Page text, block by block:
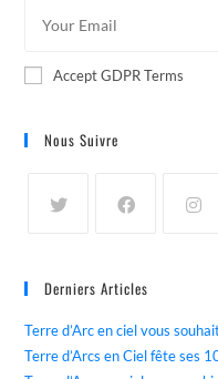
Accept GDPR Terms
Nous Suivre
Derniers Articles
Terre d’Arc en ciel vous
Terre d’Arcs en Ciel fête ses